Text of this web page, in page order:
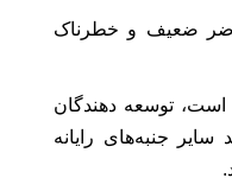
ضعیف و خطرناک
است، توسعه دهندگان
سایر جنبه‌های رایانه